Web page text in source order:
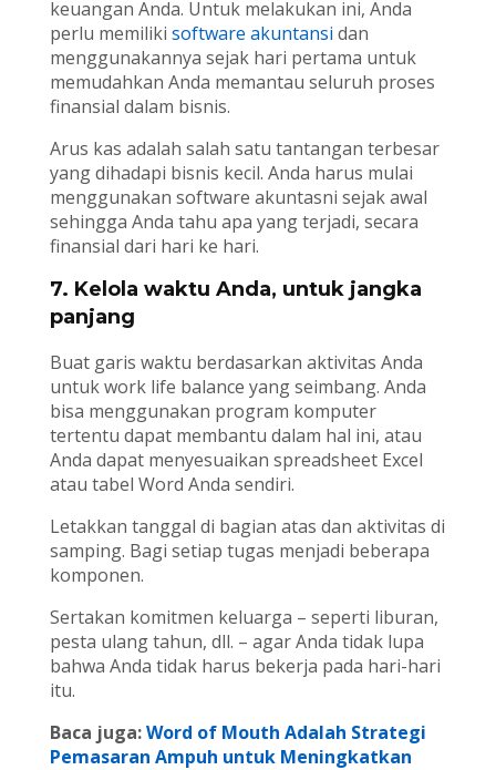
keuangan Anda. Untuk melakukan ini, Anda
perlu memiliki software akuntansi dan
menggunakannya sejak hari pertama untuk
memudahkan Anda memantau seluruh proses
finansial dalam bisnis.
Arus kas adalah salah satu tantangan terbesar
yang dihadapi bisnis kecil. Anda harus mulai
menggunakan software akuntasni sejak awal
sehingga Anda tahu apa yang terjadi, secara
finansial dari hari ke hari.
7. Kelola waktu Anda, untuk jangka
panjang
Buat garis waktu berdasarkan aktivitas Anda
untuk work life balance yang seimbang. Anda
bisa menggunakan program komputer
tertentu dapat membantu dalam hal ini, atau
Anda dapat menyesuaikan spreadsheet Excel
atau tabel Word Anda sendiri.
Letakkan tanggal di bagian atas dan aktivitas di
samping. Bagi setiap tugas menjadi beberapa
komponen.
Sertakan komitmen keluarga – seperti liburan,
pesta ulang tahun, dll. – agar Anda tidak lupa
bahwa Anda tidak harus bekerja pada hari-hari
itu.
Baca juga:Word of Mouth Adalah Strategi
Pemasaran Ampuh untuk Meningkatkan